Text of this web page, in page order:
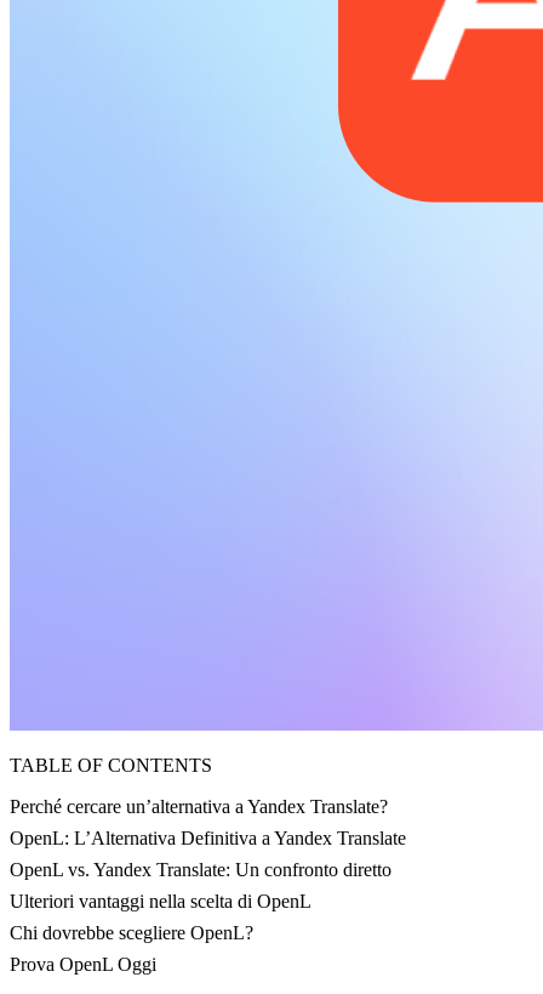
TABLE OF CONTENTS
Perché cercare un’alternativa a Yandex Translate?
OpenL: L’Alternativa Definitiva a Yandex Translate
OpenL vs. Yandex Translate: Un confronto diretto
Ulteriori vantaggi nella scelta di OpenL
Chi dovrebbe scegliere OpenL?
Prova OpenL Oggi